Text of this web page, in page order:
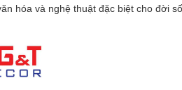
hóa và nghệ thuật đặc biệt cho đời